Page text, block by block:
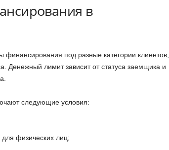
в
под разные категории клиентов,
Денежный лимит зависит от статуса заемщика и
следующие условия:
физических лиц;